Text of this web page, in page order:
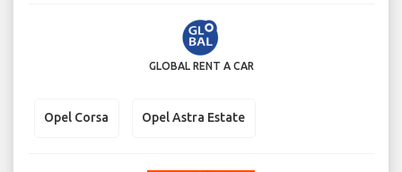
GLOBAL RENT A CAR
Opel Corsa Opel Astra Estate